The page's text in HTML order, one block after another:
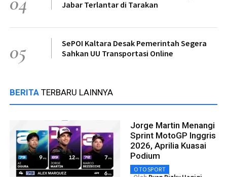
Jabar Terlantar di Tarakan
05
SePOI Kaltara Desak Pemerintah Segera
Sahkan UU Transportasi Online
BERITA TERBARU LAINNYA
Jorge Martin Menangi
Sprint MotoGP Inggris
2026, Aprilia Kuasai
Podium
OTOSPORT